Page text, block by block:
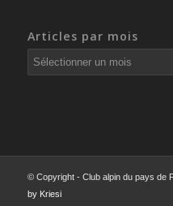
Articles par mois
© Copyright - Club alpin du pays de
by Kriesi